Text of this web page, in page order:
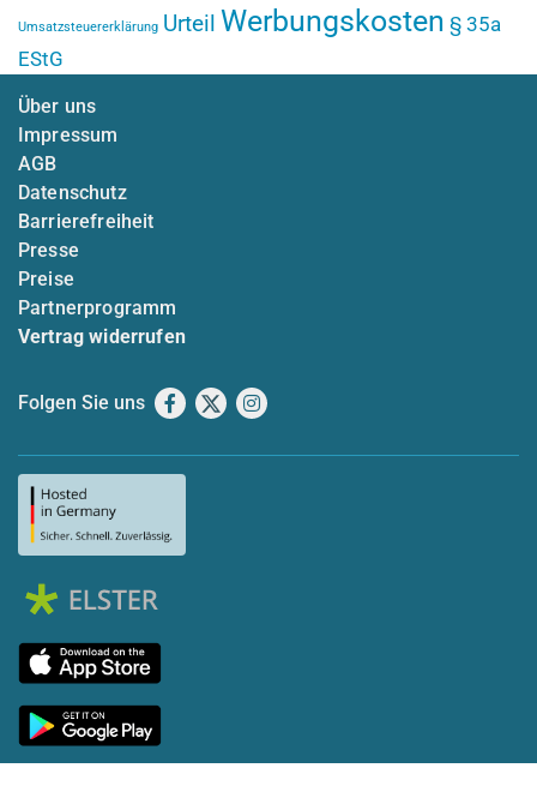
Umsatzsteuererklärung Urteil Werbungskosten § 35a
EStG
Über uns
Impressum
AGB
Datenschutz
Barrierefreiheit
Presse
Preise
Partnerprogramm
Vertrag widerrufen
Folgen Sie uns Facebook
X Instagram